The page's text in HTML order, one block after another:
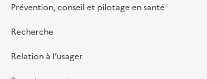
Prévention, conseil et pilotage en santé
Recherche
Relation à l’usager